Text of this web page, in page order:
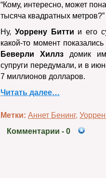
“Кому, интересно, может
тысяча квадратных
Ну, Уоррену Битти и его
какой-то момент
Беверли Хиллз домик
супруги передумали, и в
7 миллионов долларов.
Читать далее…
Метки: Аннет Бенинг,
Комментарии - 0